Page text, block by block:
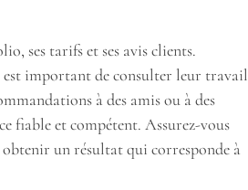
ses tarifs et ses avis clients.
est important de consulter leur travail
à des amis ou à des
fiable et compétent. Assurez-vous
un résultat qui corresponde à